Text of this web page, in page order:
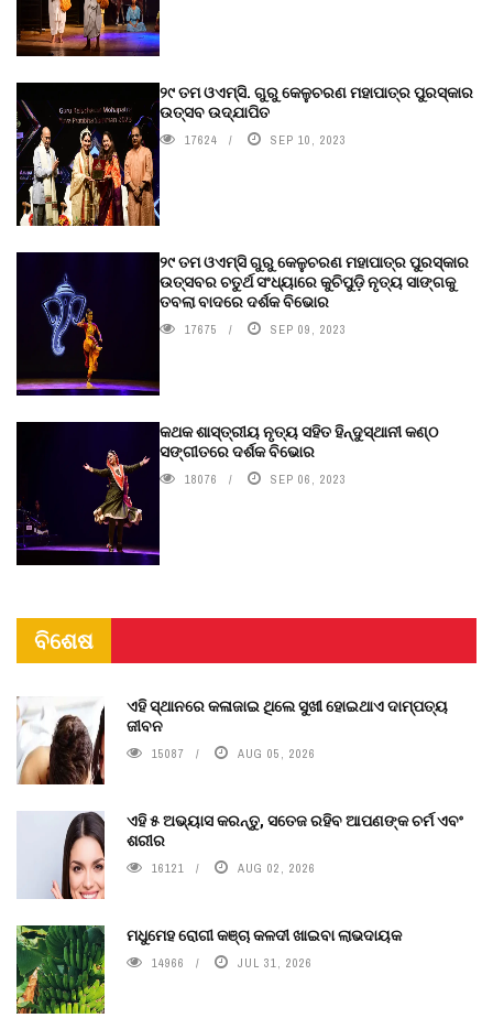
୨୯ ତମ ଓଏମ୍‌ସି. ଗୁରୁ କେଳୁଚରଣ ମହାପାତ୍ର ପୁରସ୍କାର
ଉତ୍ସବ ଉଦ୍‍ଯାପିତ
17624 SEP 10, 2023
୨୯ ତମ ଓଏମ୍‌ସି ଗୁରୁ କେଳୁଚରଣ ମହାପାତ୍ର ପୁରସ୍କାର
ଉତ୍ସବର ଚତୁର୍ଥ ସଂଧ୍ୟାରେ କୁଚିପୁଡ଼ି ନୃତ୍ୟ ସାଙ୍ଗକୁ
ତବଲା ବାଦରେ ଦର୍ଶକ ବିଭୋର
17675 SEP 09, 2023
କଥକ ଶାସ୍ତ୍ରୀୟ ନୃତ୍ୟ ସହିତ ହିନ୍ଦୁସ୍ଥାନୀ କଣ୍ଠ
ସଙ୍ଗୀତରେ ଦର୍ଶକ ବିଭୋର
18076 SEP 06, 2023
ବିଶେଷ
ଏହି ସ୍ଥାନରେ କଳାଜାଇ ଥିଲେ ସୁଖୀ ହୋଇଥାଏ ଦାମ୍ପତ୍ୟ
ଜୀବନ
15087 AUG 05, 2026
ଏହି ୫ ଅଭ୍ୟାସ କରନ୍ତୁ, ସତେଜ ରହିବ ଆପଣଙ୍କ ଚର୍ମ ଏବଂ
ଶରୀର
16121 AUG 02, 2026
ମଧୁମେହ ରୋଗୀ କଞ୍ଚା କଳଦୀ ଖାଇବା ଲାଭଦାୟକ
14966 JUL 31, 2026